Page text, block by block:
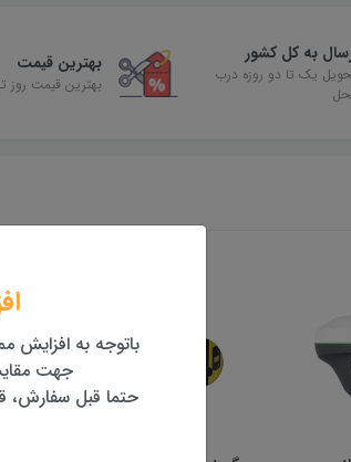
به کل کشور
یک تا دو روزه درب
بهترین قیمت
بهترین قیمت روز
باتوجه به افزایش
جهت
حتما قبل سفارش،